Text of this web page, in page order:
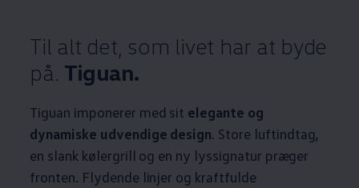
Til alt det, som livet har at byde
på. Tiguan.
Tiguan imponerer med sit elegante og
dynamiske udvendige design. Store luftindtag,
en slank kølergrill og en ny lyssignatur præger
fronten. Flydende linjer og kraftfulde